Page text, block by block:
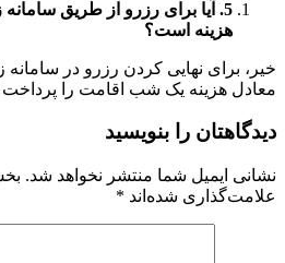
5. آیا برای رزرو از طریق
هزینه است؟
خیر، برای نهایی کردن رزرو در سامانه
معادل هزینه یک شب اقامت را پرداخت
دیدگاهتان را بنویسید
نشانی ایمیل شما منتشر نخواهد شد.
علامت‌گذاری شده‌اند *